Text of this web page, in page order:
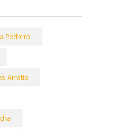
Pedrero
Arratia